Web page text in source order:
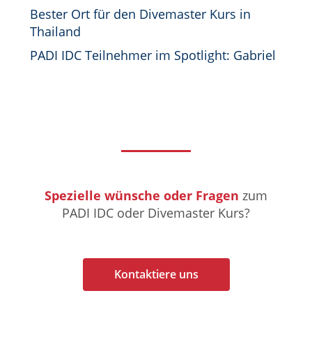
Bester Ort für den Divemaster Kurs in
Thailand
PADI IDC Teilnehmer im Spotlight: Gabriel
Spezielle wünsche oder Fragen zum
PADI IDC oder Divemaster Kurs?
Kontaktiere uns